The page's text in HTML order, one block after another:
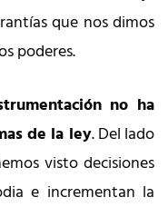
que nos dimos
poderes.
no ha
de la ley. Del lado
visto decisiones
e incrementan la